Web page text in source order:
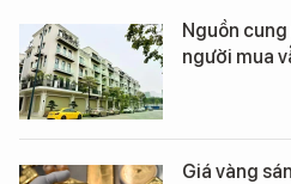
Nguồn cung
người mua
Giá vàng